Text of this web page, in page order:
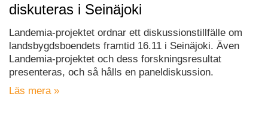
diskuteras i Seinäjoki
Landemia-projektet ordnar ett diskussionstillfälle om
landsbygdsboendets framtid 16.11 i Seinäjoki. Även
Landemia-projektet och dess forskningsresultat
presenteras, och så hålls en paneldiskussion.
Läs mera »